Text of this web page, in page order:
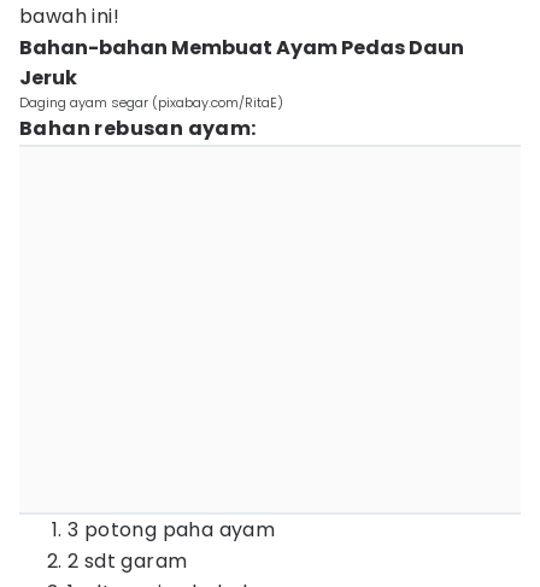
bawah ini!
Bahan-bahan Membuat Ayam Pedas Daun
Jeruk
Daging ayam segar (pixabay.com/RitaE)
Bahan rebusan ayam:
3 potong paha ayam
2 sdt garam